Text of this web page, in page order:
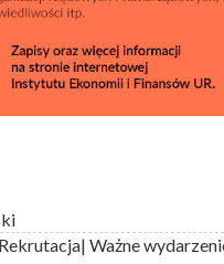
Rekrutacja| Ważne